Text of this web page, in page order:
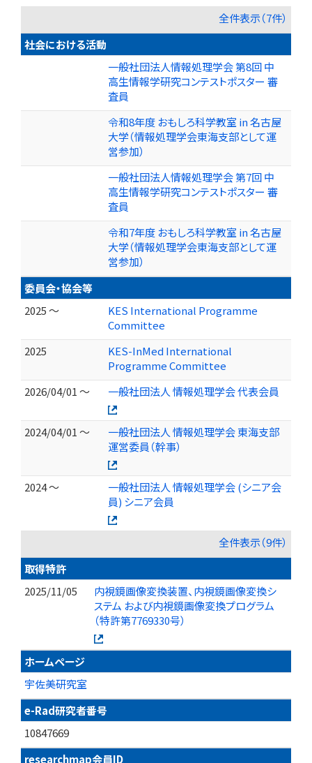
全件表示（7件）
社会における活動
一般社団法人情報処理学会 第8回 中
高生情報学研究コンテストポスター 審
査員
令和8年度 おもしろ科学教室 in 名古屋
大学（情報処理学会東海支部として運
営参加）
一般社団法人情報処理学会 第7回 中
高生情報学研究コンテストポスター 審
査員
令和7年度 おもしろ科学教室 in 名古屋
大学（情報処理学会東海支部として運
営参加）
委員会・協会等
2025 ～
KES International Programme
Committee
2025
KES-InMed International
Programme Committee
2026/04/01 ～
一般社団法人 情報処理学会 代表会員
2024/04/01 ～
一般社団法人 情報処理学会 東海支部
運営委員（幹事）
2024 ～
一般社団法人 情報処理学会 (シニア会
員) シニア会員
全件表示（9件）
取得特許
2025/11/05
内視鏡画像変換装置、内視鏡画像変換シ
ステム および内視鏡画像変換プログラム
（特許第7769330号）
ホームページ
宇佐美研究室
e-Rad研究者番号
10847669
researchmap会員ID